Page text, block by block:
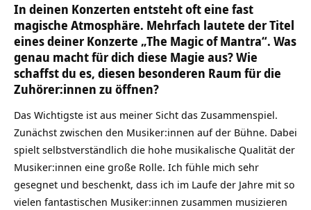
In deinen Konzerten entsteht oft eine fast
magische Atmosphäre. Mehrfach lautete der Titel
eines deiner Konzerte „The Magic of Mantra“. Was
genau macht für dich diese Magie aus? Wie
schaffst du es, diesen besonderen Raum für die
Zuhörer:innen zu öffnen?
Das Wichtigste ist aus meiner Sicht das Zusammenspiel.
Zunächst zwischen den Musiker:innen auf der Bühne. Dabei
spielt selbstverständlich die hohe musikalische Qualität der
Musiker:innen eine große Rolle. Ich fühle mich sehr
gesegnet und beschenkt, dass ich im Laufe der Jahre mit so
vielen fantastischen Musiker:innen zusammen musizieren